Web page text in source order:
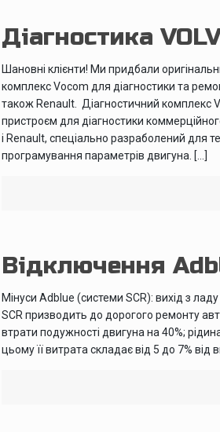
Діагностика
Шановні клієнти! Ми придбали
комплекс Vocom для діагностики та
також Renault. Діагностичний комплекс
пристроєм для діагностики
і Renault, спеціально разраболений для
програмування параметрів двигуна. […]
Відключення
Мінуси Adblue (системи SCR): вихід з
SCR призводить до дорогого ремонту
втрати подужності двигуна на 40%;
цьому її витрата складає від 5 до 7% від